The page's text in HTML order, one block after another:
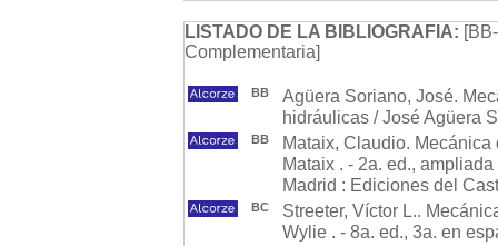
LISTADO DE LA BIBLIOGRAFIA:
Complementaria]
BB
Agüera Soriano, José.
hidráulicas / José Agüera
BB
Mataix, Claudio.
Mataix . - 2a. ed.,
Madrid : Ediciones del
BC
Streeter, Víctor L..
Wylie . - 8a. ed., 3a. en